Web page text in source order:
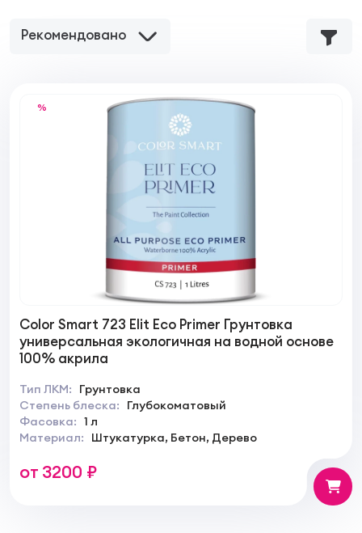
Рекомендовано
%
Color Smart 723 Elit Eco Primer Грунтовка
универсальная экологичная на водной основе
100% акрила
Тип ЛКМ:
Грунтовка
Степень блеска:
Глубокоматовый
Фасовка: 1 л
Материал:
Штукатурка, Бетон, Дерево
от 3200 ₽